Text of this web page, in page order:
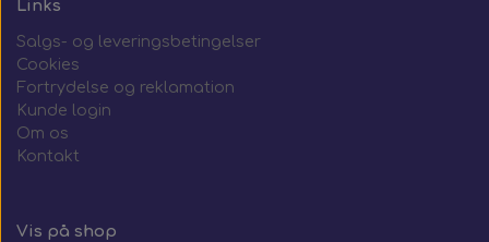
Links
Salgs- og leveringsbetingelser
Cookies
Fortrydelse og reklamation
Kunde login
Om os
Kontakt
Vis på shop